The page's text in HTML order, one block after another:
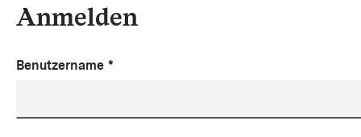
Anmelden
Benutzername *